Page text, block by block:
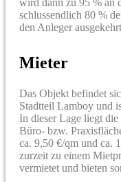
schlussendlich 80 %
den Anleger
Mieter
Das Objekt befindet
Stadtteil Lamboy und
In dieser Lage liegt
Büro- bzw.
ca. 9,50 €/qm und ca.
zurzeit zu einem
vermietet und bieten